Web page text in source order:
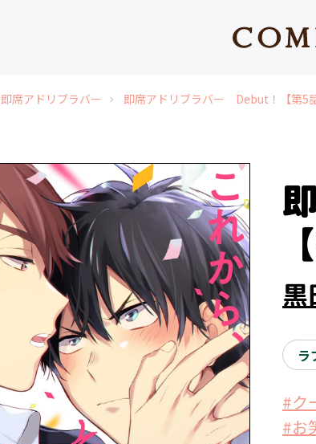
即席アドリブラバー chevron_right 即席アドリブラバー Debut！【第5
ラ
#ク
#お